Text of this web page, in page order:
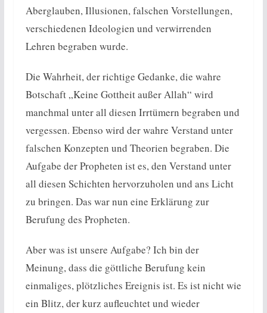
Aberglauben, Illusionen, falschen Vorstellungen,
verschiedenen Ideologien und verwirrenden
Lehren begraben wurde.
Die Wahrheit, der richtige Gedanke, die wahre
Botschaft „Keine Gottheit außer Allah“ wird
manchmal unter all diesen Irrtümern begraben und
vergessen. Ebenso wird der wahre Verstand unter
falschen Konzepten und Theorien begraben. Die
Aufgabe der Propheten ist es, den Verstand unter
all diesen Schichten hervorzuholen und ans Licht
zu bringen. Das war nun eine Erklärung zur
Berufung des Propheten.
Aber was ist unsere Aufgabe? Ich bin der
Meinung, dass die göttliche Berufung kein
einmaliges, plötzliches Ereignis ist. Es ist nicht wie
ein Blitz, der kurz aufleuchtet und wieder